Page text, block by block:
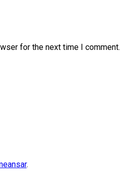
for the next time I comment.
.